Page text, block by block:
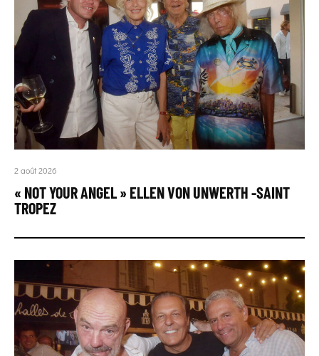
2 août 2026
« NOT YOUR ANGEL » ELLEN VON UNWERTH -SAINT
TROPEZ